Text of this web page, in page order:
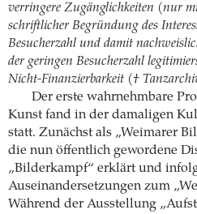
verringere Zugänglichkeiten (nur
schriftlicher Begründung des
Besucherzahl und damit
der geringen Besucherzahl
Nicht-Finanzierbarkeit (†
Der erste wahrnehmbare
Kunst fand in der damaligen
statt. Zunächst als „Weimarer
die nun öffentlich gewordene
„Bilderkampf“ erklärt und
Auseinandersetzungen zum
Während der Ausstellung